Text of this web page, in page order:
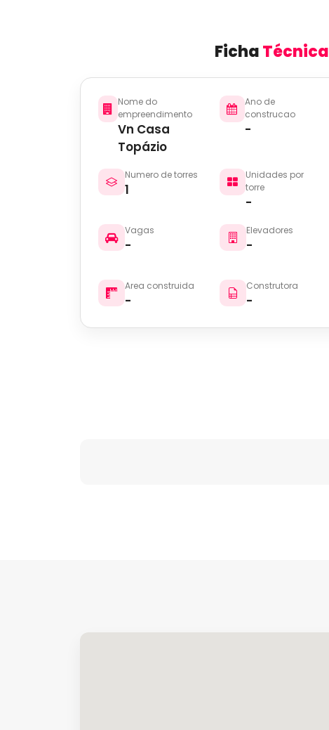
FichaTécnica
Nome do
empreendimento
Vn Casa
Topázio
Ano de
construcao
-
Numero de torres
1
Unidades por
torre
-
Vagas
-
Elevadores
-
Area construida
-
Construtora
-